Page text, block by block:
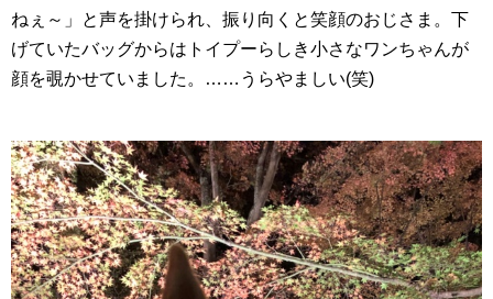
ねぇ～」と声を掛けられ、振り向くと笑顔のおじさま。下
げていたバッグからはトイプーらしき小さなワンちゃんが
顔を覗かせていました。……うらやましい(笑)